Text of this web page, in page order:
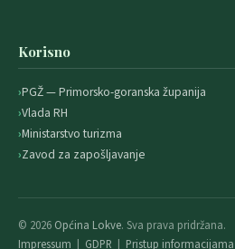
Korisno
PGŽ — Primorsko-goranska županija
Vlada RH
Ministarstvo turizma
Zavod za zapošljavanje
© 2026 Općina Lokve. Sva prava pridržana.
Impressum | GDPR | Pristup informacijama